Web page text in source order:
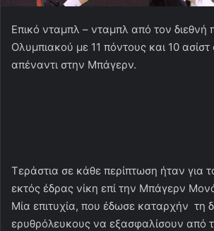
Επικό νταμπλ – νταμπλ από τον διεθνή
Ολυμπιακού με 11 πόντους και 10 ασίστ
απέναντι στην Μπάγερν.
Τεράστια σε κάθε περίπτωση ήταν για
εκτός έδρας νίκη επί την Μπάγερν
Μία επιτυχία, που έδωσε καταρχήν τη
ερυθρόλευκους να εξασφαλίσουν από